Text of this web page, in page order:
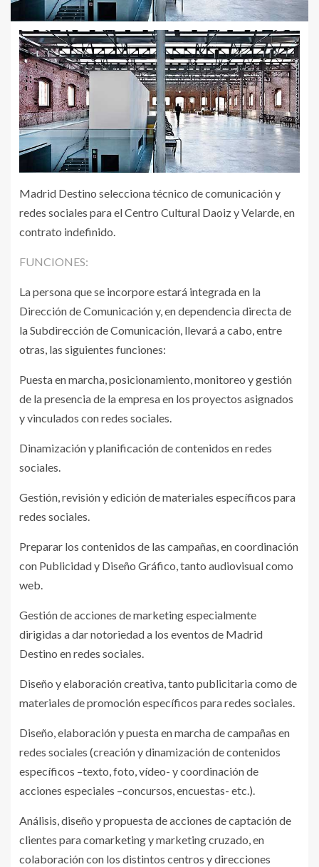
Madrid Destino selecciona técnico de comunicación y
redes sociales para el Centro Cultural Daoiz y Velarde, en
contrato indefinido.
FUNCIONES:
La persona que se incorpore estará integrada en la
Dirección de Comunicación y, en dependencia directa de
la Subdirección de Comunicación, llevará a cabo, entre
otras, las siguientes funciones:
Puesta en marcha, posicionamiento, monitoreo y gestión
de la presencia de la empresa en los proyectos asignados
y vinculados con redes sociales.
Dinamización y planificación de contenidos en redes
sociales.
Gestión, revisión y edición de materiales específicos para
redes sociales.
Preparar los contenidos de las campañas, en coordinación
con Publicidad y Diseño Gráfico, tanto audiovisual como
web.
Gestión de acciones de marketing especialmente
dirigidas a dar notoriedad a los eventos de Madrid
Destino en redes sociales.
Diseño y elaboración creativa, tanto publicitaria como de
materiales de promoción específicos para redes sociales.
Diseño, elaboración y puesta en marcha de campañas en
redes sociales (creación y dinamización de contenidos
específicos –texto, foto, vídeo- y coordinación de
acciones especiales –concursos, encuestas- etc.).
Análisis, diseño y propuesta de acciones de captación de
clientes para comarketing y marketing cruzado, en
colaboración con los distintos centros y direcciones